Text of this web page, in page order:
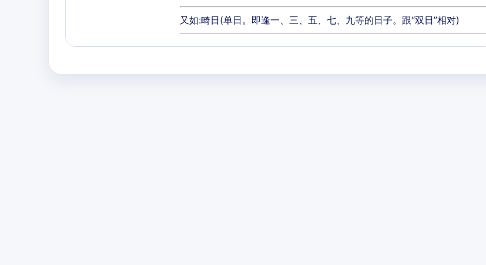
又如:畸日(单日。即逢一、三、五、七、九等的日子。跟“双日”相对)